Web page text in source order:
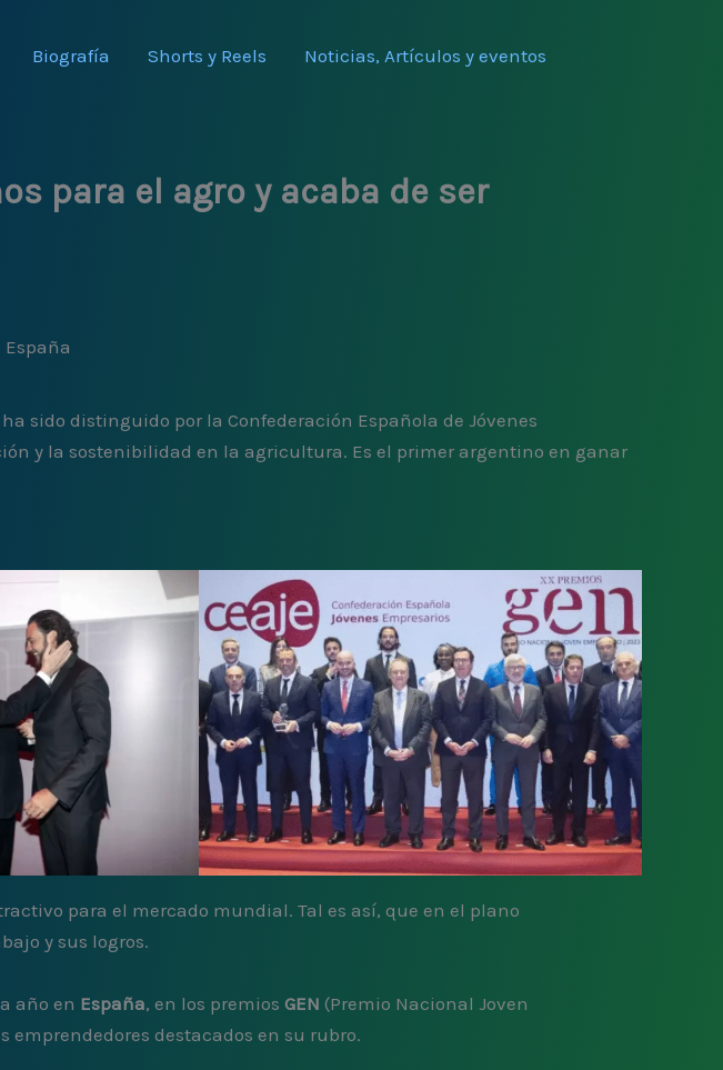
Biografía Shorts y Reels Noticias, Artículos y eventos
para el agro y acaba de ser
sido distinguido por la Confederación Española de Jóvenes
y la sostenibilidad en la agricultura. Es el primer argentino en ganar
para el mercado mundial. Tal es así, que en el plano
y sus logros.
año en España, en los premios GEN (Premio Nacional Joven
destacados en su rubro.